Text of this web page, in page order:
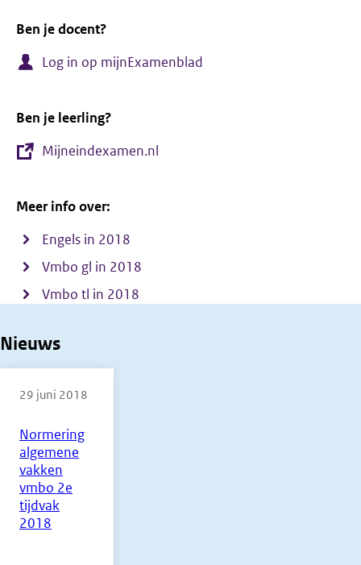
Ben je docent?
Log in op mijnExamenblad
Ben je leerling?
Mijneindexamen.nl
Meer info over:
Engels in 2018
Vmbo gl in 2018
Vmbo tl in 2018
Nieuws
Normering
algemene
vakken
vmbo 2e
tijdvak
2018
29 juni 2018